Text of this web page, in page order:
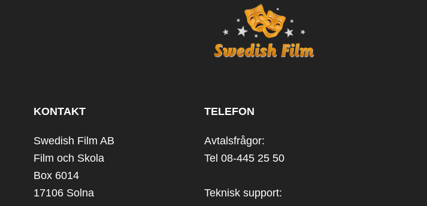
KONTAKT
Swedish Film AB
Film och Skola
Box 6014
17106 Solna
TELEFON
Avtalsfrågor:
Tel 08-445 25 50
Teknisk support: